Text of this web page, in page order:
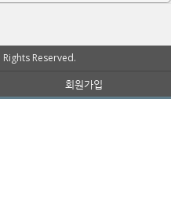
Rights Reserved.
회원가입